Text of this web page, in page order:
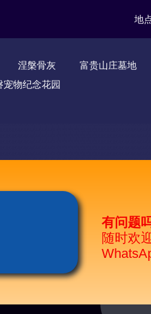
地
涅槃骨灰 富贵山庄墓地
宠物纪念花园
有问题
随时欢